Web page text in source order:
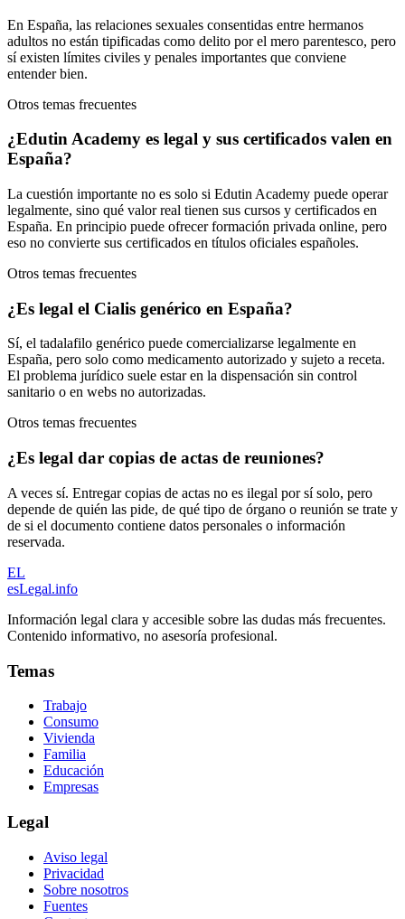
En España, las relaciones sexuales consentidas entre hermanos
adultos no están tipificadas como delito por el mero parentesco, pero
sí existen límites civiles y penales importantes que conviene
entender bien.
Otros temas frecuentes
¿Edutin Academy es legal y sus certificados valen en
España?
La cuestión importante no es solo si Edutin Academy puede operar
legalmente, sino qué valor real tienen sus cursos y certificados en
España. En principio puede ofrecer formación privada online, pero
eso no convierte sus certificados en títulos oficiales españoles.
Otros temas frecuentes
¿Es legal el Cialis genérico en España?
Sí, el tadalafilo genérico puede comercializarse legalmente en
España, pero solo como medicamento autorizado y sujeto a receta.
El problema jurídico suele estar en la dispensación sin control
sanitario o en webs no autorizadas.
Otros temas frecuentes
¿Es legal dar copias de actas de reuniones?
A veces sí. Entregar copias de actas no es ilegal por sí solo, pero
depende de quién las pide, de qué tipo de órgano o reunión se trate y
de si el documento contiene datos personales o información
reservada.
EL
esLegal.info
Información legal clara y accesible sobre las dudas más frecuentes.
Contenido informativo, no asesoría profesional.
Temas
Trabajo
Consumo
Vivienda
Familia
Educación
Empresas
Legal
Aviso legal
Privacidad
Sobre nosotros
Fuentes